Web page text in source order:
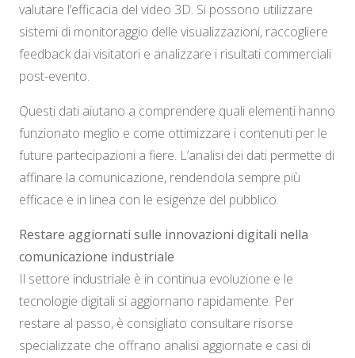
valutare l’efficacia del video 3D. Si possono utilizzare
sistemi di monitoraggio delle visualizzazioni, raccogliere
feedback dai visitatori e analizzare i risultati commerciali
post-evento.
Questi dati aiutano a comprendere quali elementi hanno
funzionato meglio e come ottimizzare i contenuti per le
future partecipazioni a fiere. L’analisi dei dati permette di
affinare la comunicazione, rendendola sempre più
efficace e in linea con le esigenze del pubblico.
Restare aggiornati sulle innovazioni digitali nella
comunicazione industriale
Il settore industriale è in continua evoluzione e le
tecnologie digitali si aggiornano rapidamente. Per
restare al passo, è consigliato consultare risorse
specializzate che offrano analisi aggiornate e casi di